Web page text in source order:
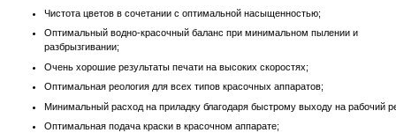
Чистота цветов в сочетании с оптимальной насыщенностью;
Оптимальный водно-красочный баланс при минимальном пылении и
разбрызгивании;
Очень хорошие результаты печати на высоких скоростях;
Оптимальная реология для всех типов красочных аппаратов;
Минимальный расход на приладку благодаря быстрому выходу на рабочий
Оптимальная подача краски в красочном аппарате;